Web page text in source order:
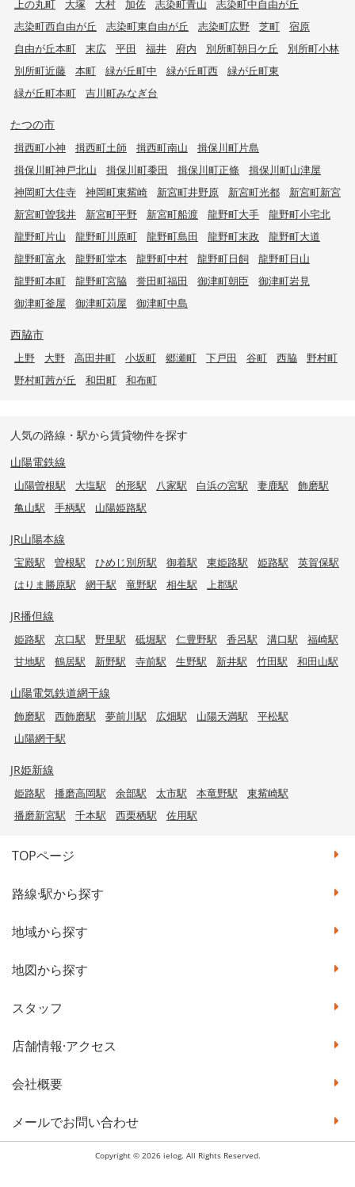
上の丸町 大塚 大村 加佐 志染町青山
志染町中自由が丘
志染町西自由が丘
志染町東自由が丘 志染町広野 芝町
宿原
自由が丘本町
末広 平田 福井 府内 別所町朝日ケ丘
別所町小林
別所町近藤
本町 緑が丘町中 緑が丘町西
緑が丘町東
緑が丘町本町
吉川町みなぎ台
たつの市
揖西町小神 揖西町土師 揖西町南山
揖保川町片島
揖保川町神戸北山
揖保川町黍田 揖保川町正條
揖保川町山津屋
神岡町大住寺
神岡町東觜崎 新宮町井野原 新宮町光都
新宮町新宮
新宮町曽我井
新宮町平野 新宮町船渡 龍野町大手
龍野町小宅北
龍野町片山
龍野町川原町 龍野町島田 龍野町末政
龍野町大道
龍野町富永
龍野町堂本 龍野町中村 龍野町日飼
龍野町日山
龍野町本町
龍野町宮脇 誉田町福田 御津町朝臣
御津町岩見
御津町釜屋
御津町苅屋 御津町中島
西脇市
上野 大野 高田井町 小坂町 郷瀬町 下戸田 谷町 西脇
野村町
野村町茜が丘
和田町 和布町
人気の路線・駅から賃貸物件を探す
山陽電鉄線
山陽曽根駅 大塩駅 的形駅 八家駅 白浜の宮駅 妻鹿駅
飾磨駅
亀山駅
手柄駅 山陽姫路駅
JR山陽本線
宝殿駅 曽根駅 ひめじ別所駅 御着駅 東姫路駅 姫路駅
英賀保駅
はりま勝原駅
網干駅 竜野駅 相生駅 上郡駅
JR播但線
姫路駅 京口駅 野里駅 砥堀駅 仁豊野駅 香呂駅 溝口駅
福崎駅
甘地駅
鶴居駅 新野駅 寺前駅 生野駅 新井駅 竹田駅 和田山駅
山陽電気鉄道網干線
飾磨駅 西飾磨駅 夢前川駅 広畑駅 山陽天満駅
平松駅
山陽網干駅
JR姫新線
姫路駅 播磨高岡駅 余部駅 太市駅 本竜野駅
東觜崎駅
播磨新宮駅
千本駅 西栗栖駅 佐用駅
TOPページ
路線·駅から探す
地域から探す
地図から探す
スタッフ
店舗情報·アクセス
会社概要
メールでお問い合わせ
Copyright © 2026 ielog. All Rights Reserved.